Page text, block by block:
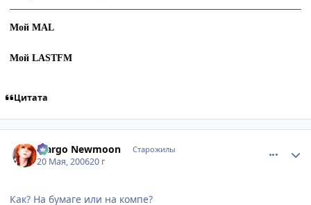
Мой MAL
Мой LASTFM
Цитата
Margo Newmoon Старожилы
20 Мая, 200620 г
Как? На бумаге или на компе?